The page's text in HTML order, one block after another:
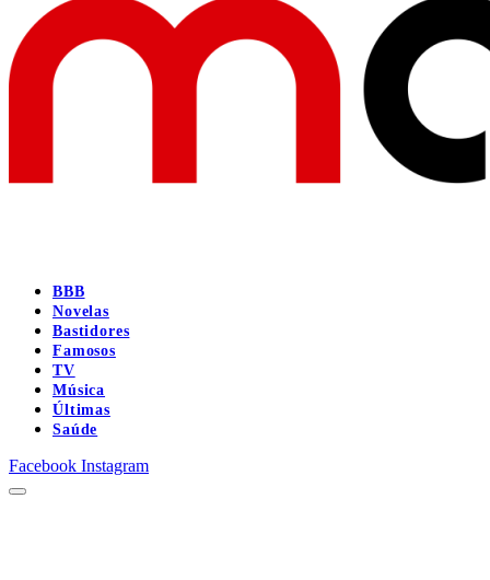
BBB
Novelas
Bastidores
Famosos
TV
Música
Últimas
Saúde
Facebook Instagram